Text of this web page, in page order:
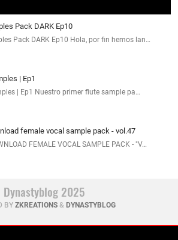
Pack DARK Ep10
Pack DARK Ep10 Hola, por fin hemos lan…
| Ep1
| Ep1 Nuestro primer flute sample pa…
female vocal sample pack - vol.47
FEMALE VOCAL SAMPLE PACK - "V…
Dynastyblog 2025
BY ZKREATIONS & DYNASTYBLOG